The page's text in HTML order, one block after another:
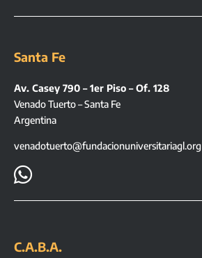
Santa Fe
Av. Casey 790 – 1er Piso – Of. 128
Venado Tuerto – Santa Fe
Argentina
venadotuerto@fundacionuniversitariagl.org

C.A.B.A.